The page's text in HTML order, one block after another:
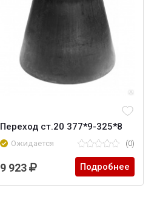
Переход ст.20 377*9-325*8
Ожидается (0)
9 923 Подробнее